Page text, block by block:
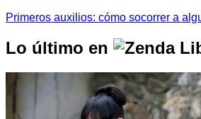
Primeros auxilios: cómo socorrer a
Lo último en